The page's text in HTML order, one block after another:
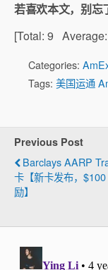
若喜欢本文，别忘
[Total: 9 Average:
Categories:
Tags: 美国运通
Previous Post
Barclays AARP
卡【新卡发布，
励】